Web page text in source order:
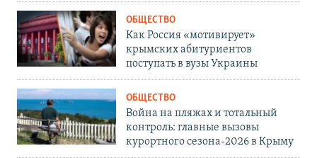
ОБЩЕСТВО
Как Россия «мотивирует»
крымских абитуриентов
поступать в вузы Украины
ОБЩЕСТВО
Война на пляжах и тотальный
контроль: главные вызовы
курортного сезона-2026 в Крыму